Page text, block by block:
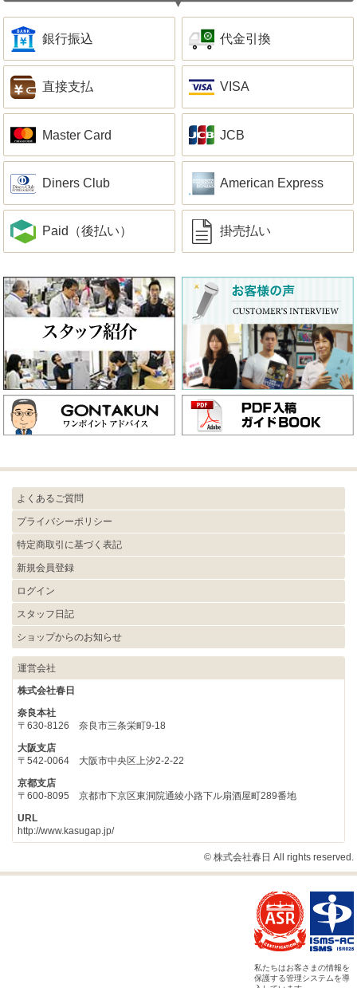
銀行振込 代金引換
直接支払 VISA
Master Card JCB
Diners Club American Express
Paid（後払い） 掛売払い
よくあるご質問
プライバシーポリシー
特定商取引に基づく表記
新規会員登録
ログイン
スタッフ日記
ショップからのお知らせ
運営会社
株式会社春日
奈良本社
〒630-8126 奈良市三条栄町9-18
大阪支店
〒542-0064 大阪市中央区上汐2-2-22
京都支店
〒600-8095 京都市下京区東洞院通綾小路下ル扇酒屋町289番地
URL
http://www.kasugap.jp/
© 株式会社春日 All rights reserved.
私たちはお客さまの情報を
保護する管理システムを導